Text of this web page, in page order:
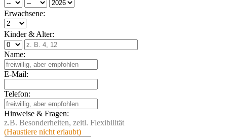
Erwachsene:
Kinder & Alter:
Name:
E-Mail:
Telefon:
Hinweise & Fragen:
z.B. Besonderheiten, zeitl. Flexibilität
(Haustiere nicht erlaubt)